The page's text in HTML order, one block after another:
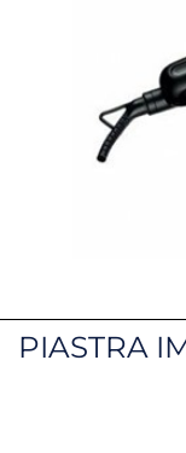
PIASTRA